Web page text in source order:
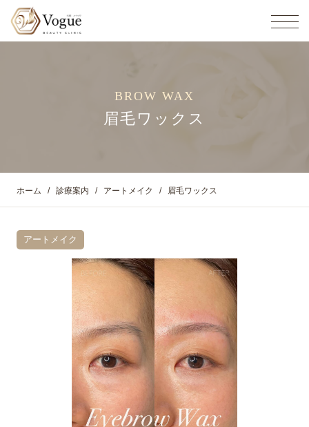
BROW WAX
眉毛ワックス
ホーム 診療案内 アートメイク 眉毛ワックス
アートメイク